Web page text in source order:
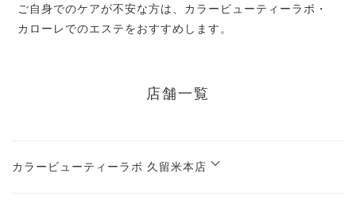
ご自身でのケアが不安な方は、カラービューティーラボ・
カローレでのエステをおすすめします。
店舗一覧
カラービューティーラボ 久留米本店